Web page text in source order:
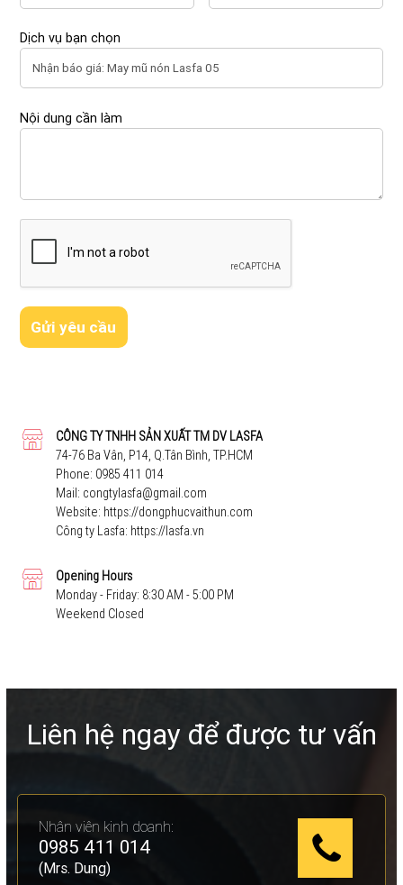
Dịch vụ bạn chọn
Nội dung cần làm
CÔNG TY TNHH SẢN XUẤT TM DV LASFA
74-76 Ba Vân, P14, Q.Tân Bình, TP.HCM
Phone: 0985 411 014
Mail: congtylasfa@gmail.com
Website: https://dongphucvaithun.com
Công ty Lasfa: https://lasfa.vn
Opening Hours
Monday - Friday: 8:30 AM - 5:00 PM
Weekend Closed
Liên hệ ngay để được tư vấn
Nhân viên kinh doanh:
0985 411 014
(Mrs. Dung)